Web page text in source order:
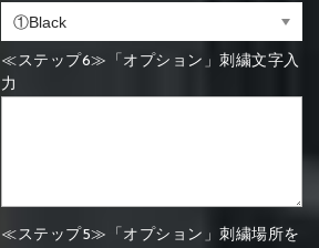
≪ステップ6≫「オプション」刺繍文字入
力
≪ステップ5≫「オプション」刺繍場所を